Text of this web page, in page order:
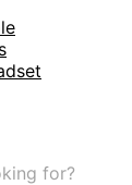
for?